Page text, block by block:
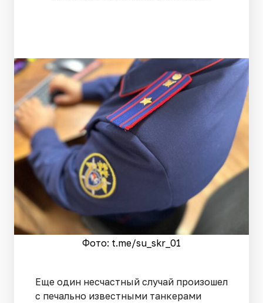
Фото: t.me/su_skr_01
Еще один несчастный случай произошел
с печально известными танкерами